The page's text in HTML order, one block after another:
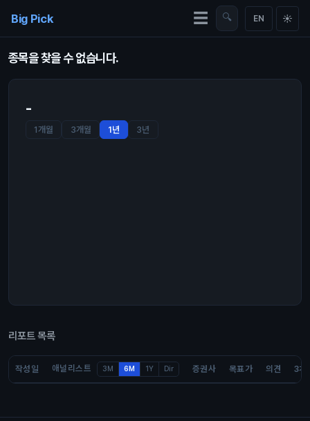
Big Pick ☰ 🔍 EN ☀
종목을 찾을 수 없습니다.
-
1개월 3개월 1년 3년
리포트 목록
작성일 애널리스트 3M 6M 1Y Dir 증권사 목표가 의견 3개